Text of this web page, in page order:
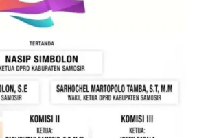
momentum HUT Kemerdekaan RI
persiapan di lingkungan
dialog yang berlangsung
menyapa warga,
kondisi keamanan dan kenyamanan
tinggal, serta membuka ruang
dua arah agar warga dapat
keluhan maupun informasi terkait
di sekitar mereka.‎‎‎Salah satu